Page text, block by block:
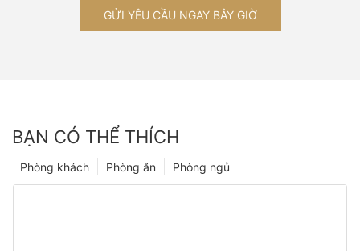
GỬI YÊU CẦU NGAY BÂY GIỜ
BẠN CÓ THỂ THÍCH
Phòng ngủ
Phòng ăn
Phòng khách